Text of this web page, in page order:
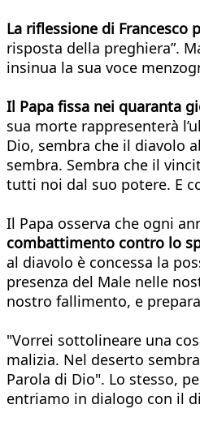
La riflessione di Francesco
risposta della preghiera”.
insinua la sua voce
Il Papa fissa nei quaranta
sua morte rappresenterà
Dio, sembra che il diavolo
sembra. Sembra che il
tutti noi dal suo potere. E
Il Papa osserva che ogni
combattimento contro lo
al diavolo è concessa la
presenza del Male nelle
nostro fallimento, e
"Vorrei sottolineare una
malizia. Nel deserto
Parola di Dio". Lo stesso,
entriamo in dialogo con il